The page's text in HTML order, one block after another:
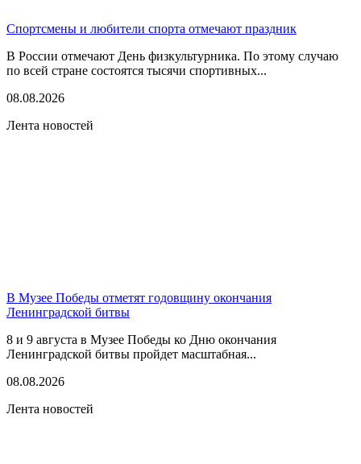
Спортсмены и любители спорта отмечают праздник
В России отмечают День физкультурника. По этому случаю
по всей стране состоятся тысячи спортивных...
08.08.2026
Лента новостей
В Музее Победы отметят годовщину окончания
Ленинградской битвы
8 и 9 августа в Музее Победы ко Дню окончания
Ленинградской битвы пройдет масштабная...
08.08.2026
Лента новостей